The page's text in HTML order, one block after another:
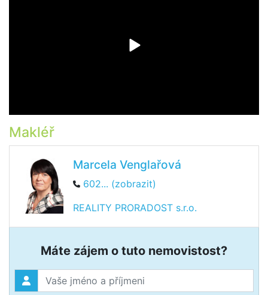
Makléř
Marcela Venglařová
602... (zobrazit)
REALITY PRORADOST s.r.o.
Máte zájem o tuto nemovistost?